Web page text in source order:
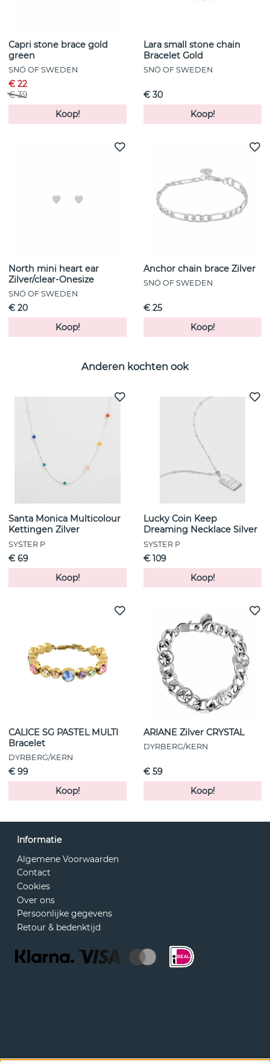
Capri stone brace gold
green
SNÖ OF SWEDEN
€ 22
€ 39
Koop!
Lara small stone chain
Bracelet Gold
SNÖ OF SWEDEN
€ 30
Koop!
North mini heart ear
Zilver/clear-Onesize
SNÖ OF SWEDEN
€ 20
Koop!
Anchor chain brace Zilver
SNÖ OF SWEDEN
€ 25
Koop!
Anderen kochten ook
Santa Monica Multicolour
Kettingen Zilver
SYSTER P
€ 69
Koop!
Lucky Coin Keep
Dreaming Necklace Silver
SYSTER P
€ 109
Koop!
CALICE SG PASTEL MULTI
Bracelet
DYRBERG/KERN
€ 99
Koop!
ARIANE Zilver CRYSTAL
DYRBERG/KERN
€ 59
Koop!
Informatie
Algemene Voorwaarden
Contact
Cookies
Over ons
Persoonlijke gegevens
Retour & bedenktijd